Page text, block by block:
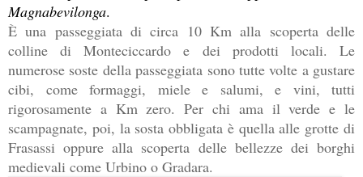
Magnabevilonga.
È una passeggiata di circa 10 Km alla scoperta delle
colline di Monteciccardo e dei prodotti locali. Le
numerose soste della passeggiata sono tutte volte a gustare
cibi, come formaggi, miele e salumi, e vini, tutti
rigorosamente a Km zero. Per chi ama il verde e le
scampagnate, poi, la sosta obbligata è quella alle grotte di
Frasassi oppure alla scoperta delle bellezze dei borghi
medievali come Urbino o Gradara.